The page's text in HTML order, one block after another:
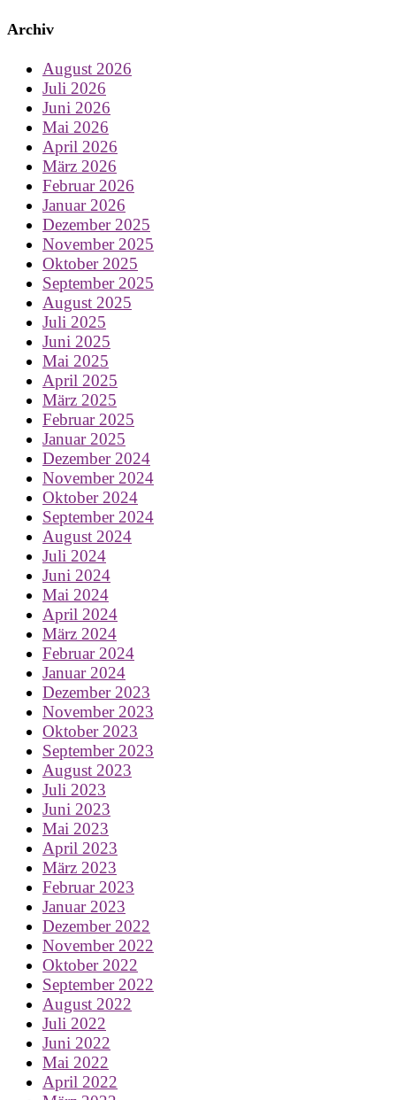
Archiv
August 2026
Juli 2026
Juni 2026
Mai 2026
April 2026
März 2026
Februar 2026
Januar 2026
Dezember 2025
November 2025
Oktober 2025
September 2025
August 2025
Juli 2025
Juni 2025
Mai 2025
April 2025
März 2025
Februar 2025
Januar 2025
Dezember 2024
November 2024
Oktober 2024
September 2024
August 2024
Juli 2024
Juni 2024
Mai 2024
April 2024
März 2024
Februar 2024
Januar 2024
Dezember 2023
November 2023
Oktober 2023
September 2023
August 2023
Juli 2023
Juni 2023
Mai 2023
April 2023
März 2023
Februar 2023
Januar 2023
Dezember 2022
November 2022
Oktober 2022
September 2022
August 2022
Juli 2022
Juni 2022
Mai 2022
April 2022